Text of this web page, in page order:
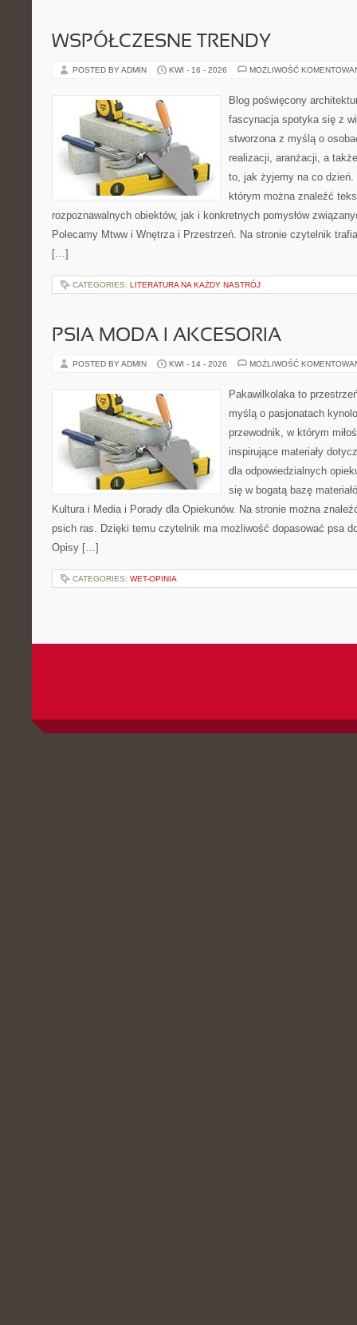
WSPÓŁCZESNE TRENDY
POSTED BY ADMIN KWI - 16 - 2026 MOŻLIWOŚĆ
Blog poświęcony
fascynacja spotyka się z
stworzona z myślą o
realizacji, aranżacji, a
to, jak żyjemy na co dzień.
którym można znaleźć
rozpoznawalnych obiektów, jak i konkretnych pomysłów
Polecamy Mtww i Wnętrza i Przestrzeń. Na stronie czytelnik
[…]
CATEGORIES: LITERATURA NA KAŻDY NASTRÓJ
PSIA MODA I AKCESORIA
POSTED BY ADMIN KWI - 14 - 2026 MOŻLIWOŚĆ
Pakawilkolaka to
myślą o pasjonatach
przewodnik, w którym
inspirujące materiały
dla odpowiedzialnych
się w bogatą bazę
Kultura i Media i Porady dla Opiekunów. Na stronie można
psich ras. Dzięki temu czytelnik ma możliwość dopasować psa
Opisy […]
CATEGORIES: WET-OPINIA